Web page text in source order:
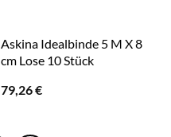
Askina Idealbinde 5 M X 8
cm Lose 10 Stück
79,26€